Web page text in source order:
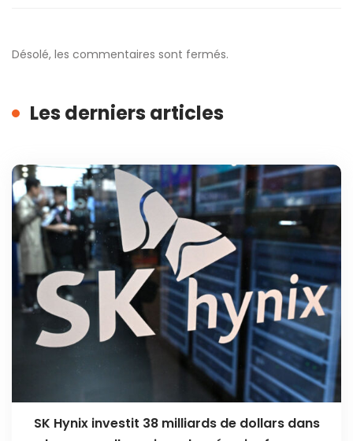
Désolé, les commentaires sont fermés.
Les derniers articles
SK Hynix investit 38 milliards de dollars dans